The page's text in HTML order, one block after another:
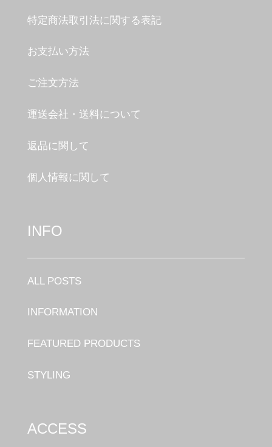
特定商法取引法に関する表記
お支払い方法
ご注文方法
運送会社・送料について
返品に関して
個人情報に関して
INFO
ALL POSTS
INFORMATION
FEATURED PRODUCTS
STYLING
ACCESS